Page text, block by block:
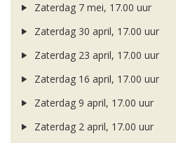
Zaterdag 7 mei, 17.00 uur
Zaterdag 30 april, 17.00 uur
Zaterdag 23 april, 17.00 uur
Zaterdag 16 april, 17.00 uur
Zaterdag 9 april, 17.00 uur
Zaterdag 2 april, 17.00 uur